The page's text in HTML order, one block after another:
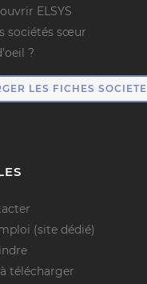
ELSYS
sociétés sœur
?
LES FICHES SOCIETE
(site dédié)
télécharger